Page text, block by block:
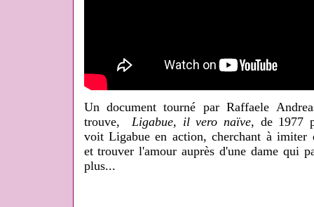
Un document tourné par Raffaele
trouve, Ligabue, il vero naïve, de 1977
voit Ligabue en action, cherchant à imiter
et trouver l'amour auprès d'une dame qui
plus...